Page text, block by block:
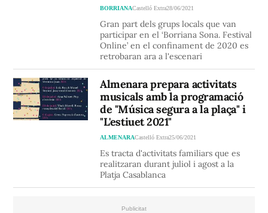
BORRIANACastelló Extra28/06/2021
Gran part dels grups locals que van
participar en el ‘Borriana Sona. Festival
Online’ en el confinament de 2020 es
retrobaran ara a l'escenari
Almenara prepara activitats
musicals amb la programació
de "Música segura a la plaça" i
"L'estiuet 2021"
ALMENARACastelló Extra25/06/2021
Es tracta d'activitats familiars que es
realitzaran durant juliol i agost a la
Platja Casablanca